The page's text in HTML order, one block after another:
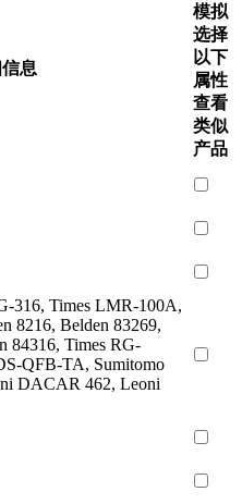
息
模拟
选择
以下
属性
查看
类似
产品
316, Times LMR-100A,
8216, Belden 83269,
84316, Times RG-
QFB-TA, Sumitomo
DACAR 462, Leoni